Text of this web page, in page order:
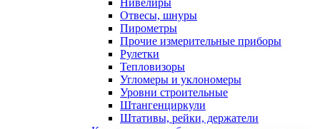
Нивелиры
Отвесы, шнуры
Пирометры
Прочие измерительные приборы
Рулетки
Тепловизоры
Угломеры и уклономеры
Уровни строительные
Штангенциркули
Штативы, рейки, держатели